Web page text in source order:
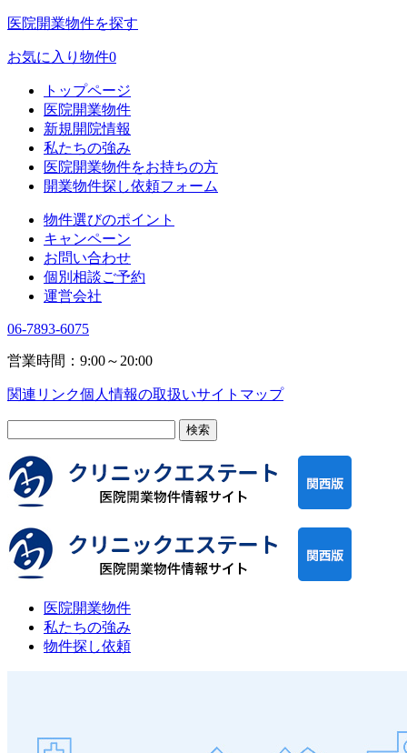
医院開業物件を探す
お気に入り物件0
トップページ
医院開業物件
新規開院情報
私たちの強み
医院開業物件をお持ちの方
開業物件探し依頼フォーム
物件選びのポイント
キャンペーン
お問い合わせ
個別相談ご予約
運営会社
06-7893-6075
営業時間：9:00～20:00
関連リンク個人情報の取扱いサイトマップ
医院開業物件
私たちの強み
物件探し依頼